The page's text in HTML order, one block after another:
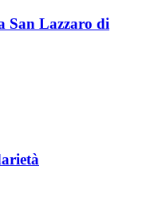
San Lazzaro di